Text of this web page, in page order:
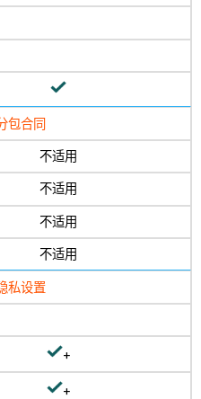
包合同
不适用
不适用
不适用
不适用
私设置
+
+